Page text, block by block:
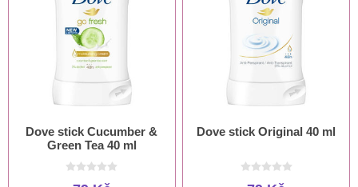
Dove stick Cucumber &
Green Tea 40 ml
Dove stick Original 40 ml